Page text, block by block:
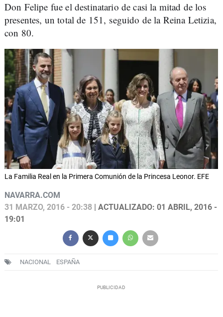
Don Felipe fue el destinatario de casi la mitad de los
presentes, un total de 151, seguido de la Reina Letizia,
con 80.
La Familia Real en la Primera Comunión de la Princesa Leonor. EFE
NAVARRA.COM
31 MARZO, 2016 - 20:38 | ACTUALIZADO: 01 ABRIL, 2016 -
19:01
NACIONAL ESPAÑA